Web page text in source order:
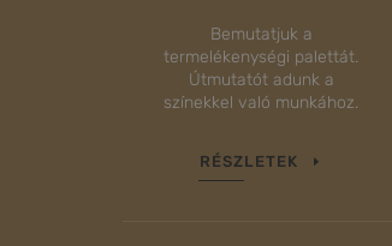
Bemutatjuk a
termelékenységi palettát.
Útmutatót adunk a
színekkel való munkához.
RÉSZLETEK